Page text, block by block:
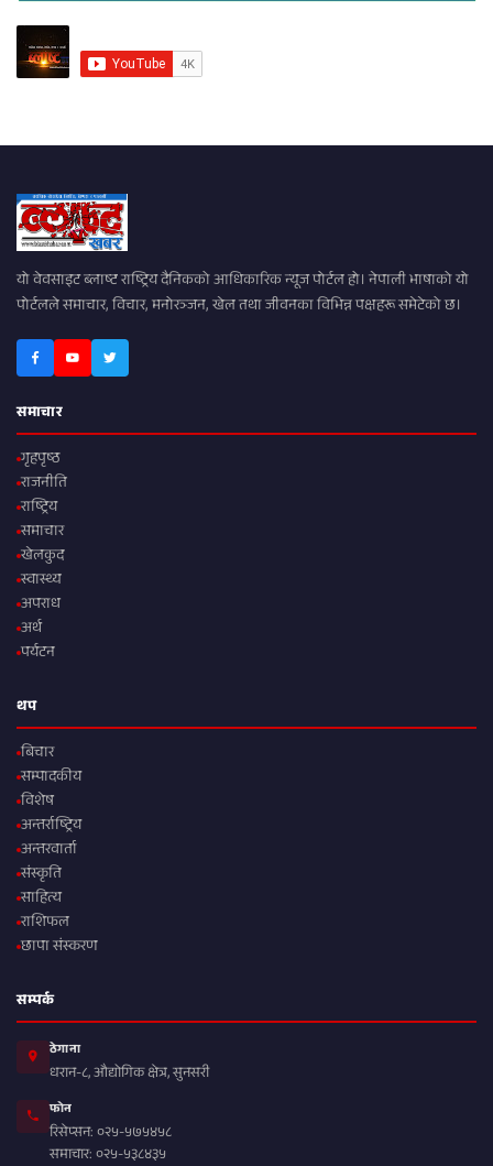
यो वेवसाइट ब्लाष्ट राष्ट्रिय दैनिकको आधिकारिक न्यूज पोर्टल हो। नेपाली भाषाको यो
पोर्टलले समाचार, विचार, मनोरञ्जन, खेल तथा जीवनका विभिन्न पक्षहरू समेटेको छ।
समाचार
गृहपृष्ठ
राजनीति
राष्ट्रिय
समाचार
खेलकुद
स्वास्थ्य
अपराध
अर्थ
पर्यटन
थप
बिचार
सम्पादकीय
विशेष
अन्तर्राष्ट्रिय
अन्तरवार्ता
संस्कृति
साहित्य
राशिफल
छापा संस्करण
सम्पर्क
ठेगाना
धरान-८, औद्योगिक क्षेत्र, सुनसरी
फोन
रिसेप्सन: ०२५-५७५४५८
समाचार: ०२५-५३८४३५